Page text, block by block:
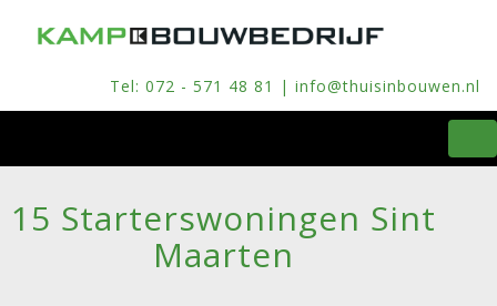
Tel: 072 - 571 48 81 | info@thuisinbouwen.nl
15 Starterswoningen Sint
Maarten